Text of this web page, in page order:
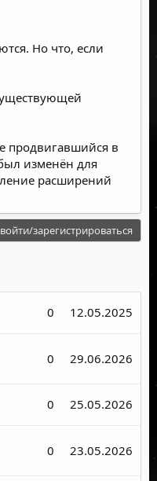
Но что, если
продвигавшийся в
изменён для
расширений
зарегистрироваться
0 12.05.2025
0 29.06.2026
0 25.05.2026
0 23.05.2026